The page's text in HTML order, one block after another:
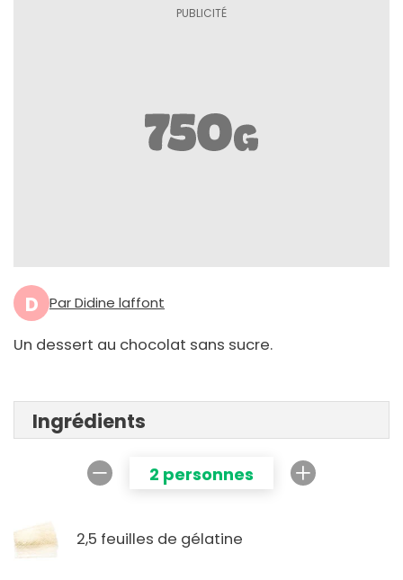
D Par Didine laffont
Un dessert au chocolat sans sucre.
Ingrédients
2 personnes
2,5 feuilles de gélatine